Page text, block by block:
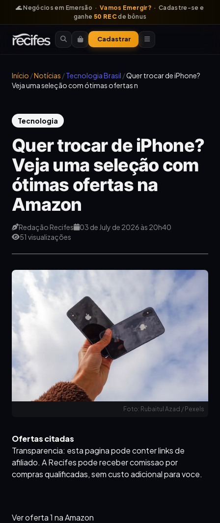
🌊 Negócios em Emersão · Vamos Emergir? · Cadastre-se e
ganhe50 RECde bônus
Cadastrar
Início /Notícias /Tecnologia Brasil /Quer trocar de iPhone?
Veja uma seleção com ótimas ofertas n
Tecnologia
Quer trocar de iPhone?
Veja uma seleção com
ótimas ofertas na
Amazon
Redação Recifes
03 de July de 2026 às 20h40
51 visualizações
Foto: Rubaitul Azad / Pexels
Ofertas citadas
Transparencia: esta pagina pode conter links de
afiliado. A Recifes pode receber comissao por
compras qualificadas, sem custo adicional para voce.
Ver oferta 1 na Amazon